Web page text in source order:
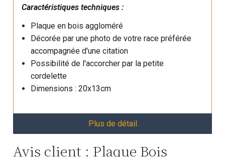
Caractéristiques techniques :
Plaque en bois aggloméré
Décorée par une photo de votre race préférée
accompagnée d'une citation
Possibilité de l'accorcher par la petite
cordelette
Dimensions : 20x13cm
Plus de détail
Avis client : Plaque Bois